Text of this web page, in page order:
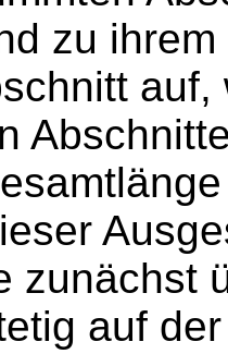
zu
zunächst
auf